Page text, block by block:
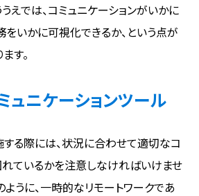
えでは、コミュニケーションがいかに
いかに可視化できるか、という点が
す。
ュニケーションツール
する際には、状況に合わせて適切なコ
れているかを注意しなければいけませ
うに、一時的なリモートワークであ